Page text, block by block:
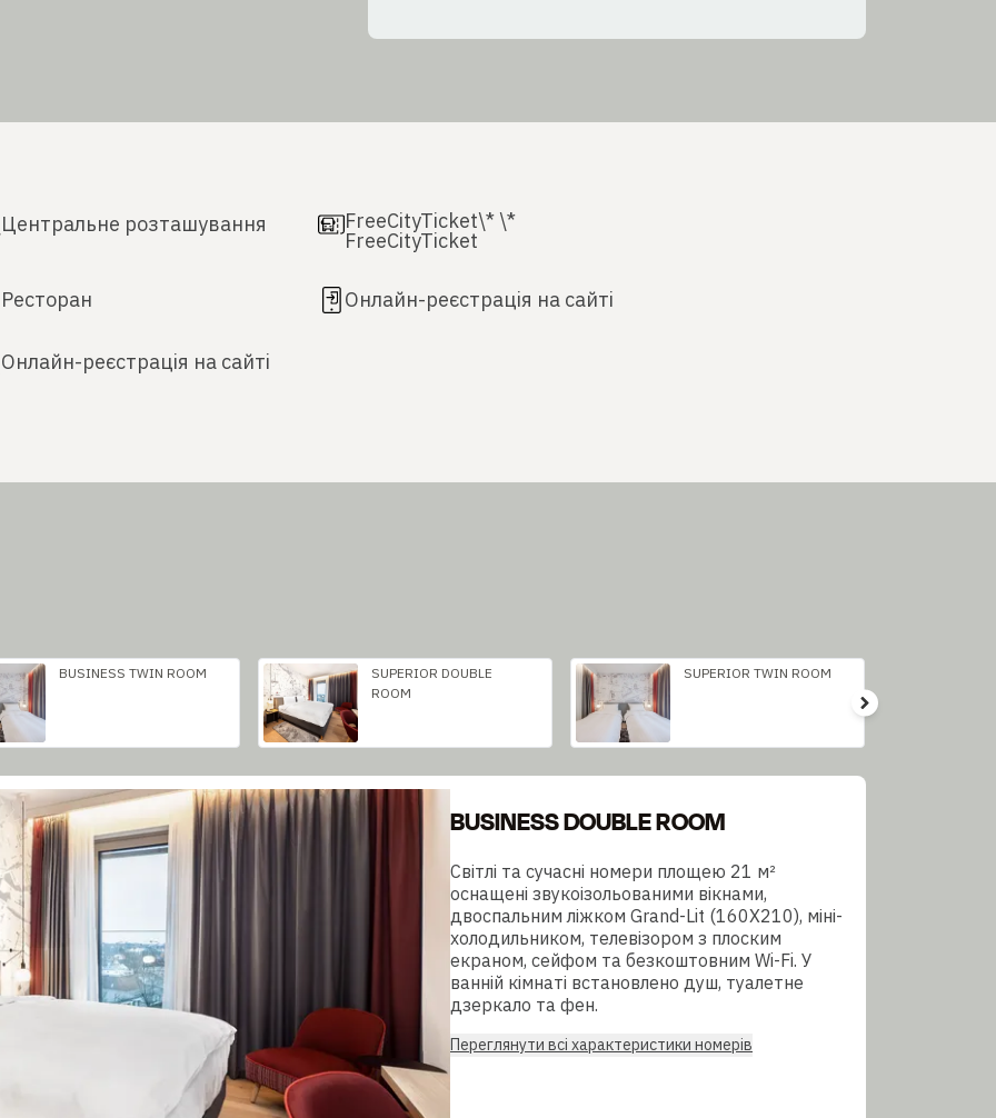
Центральне розташування FreeCityTicket\* \*
FreeCityTicket
Ресторан Онлайн-реєстрація на сайті
Онлайн-реєстрація на сайті
BUSINESS TWIN ROOM
SUPERIOR DOUBLE
ROOM
SUPERIOR TWIN ROOM
BUSINESS DOUBLE ROOM
Світлі та сучасні номери площею 21 м²
оснащені звукоізольованими вікнами,
двоспальним ліжком Grand-Lit (160X210), міні-
холодильником, телевізором з плоским
екраном, сейфом та безкоштовним Wi-Fi. У
ванній кімнаті встановлено душ, туалетне
дзеркало та фен.
Переглянути всі характеристики номерів